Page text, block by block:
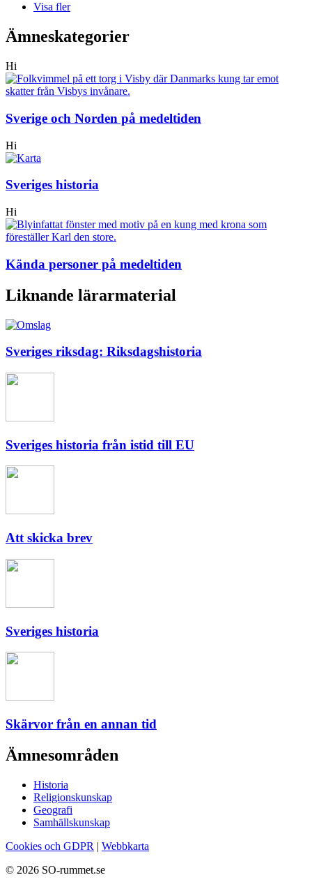
Visa fler
Ämneskategorier
Hi
Sverige och Norden på medeltiden
Hi
Sveriges historia
Hi
Kända personer på medeltiden
Liknande lärarmaterial
Sveriges riksdag: Riksdagshistoria
Sveriges historia från istid till EU
Att skicka brev
Sveriges historia
Skärvor från en annan tid
Ämnesområden
Historia
Religionskunskap
Geografi
Samhällskunskap
Cookies och GDPR | Webbkarta
© 2026 SO-rummet.se